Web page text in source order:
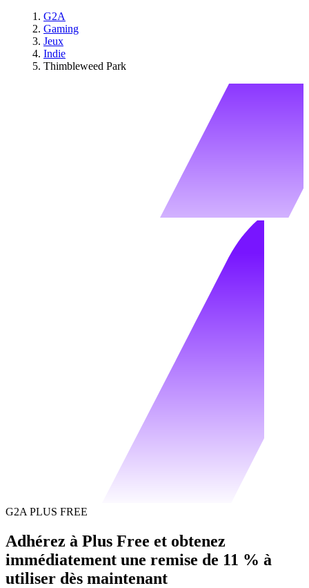
G2A
Gaming
Jeux
Indie
Thimbleweed Park
G2A PLUS FREE
Adhérez à Plus Free et obtenez
immédiatement une remise de 11 % à
utiliser dès maintenant